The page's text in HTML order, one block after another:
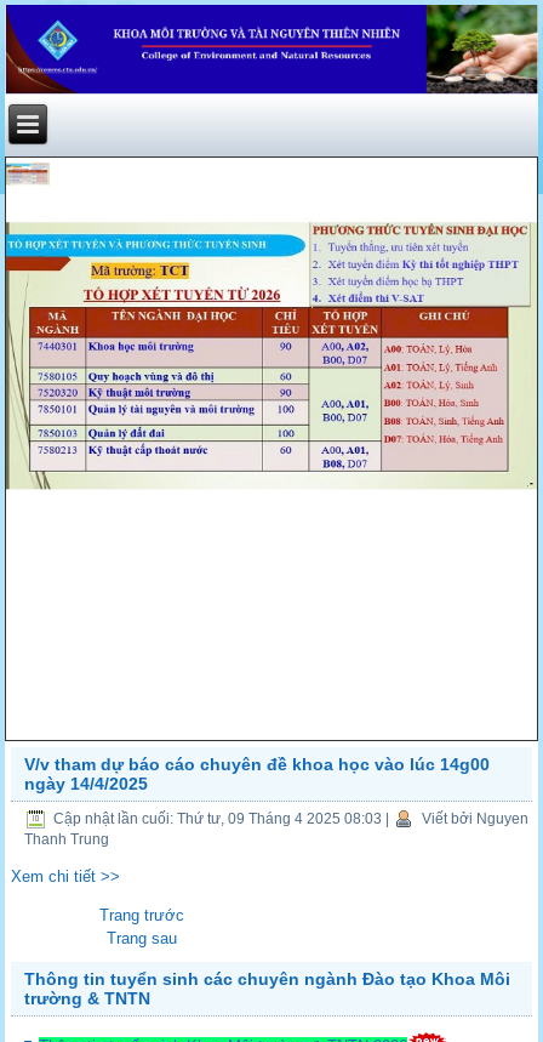
V/v tham dự báo cáo chuyên đề khoa học vào lúc 14g00
ngày 14/4/2025
Cập nhật lần cuối: Thứ tư, 09 Tháng 4 2025 08:03
Viết bởi Nguyen
Thanh Trung
Xem chi tiết >>
Trang trước
Trang sau
Thông tin tuyển sinh các chuyên ngành Đào tạo Khoa Môi
trường & TNTN